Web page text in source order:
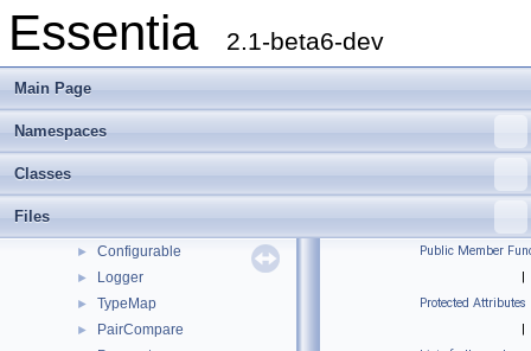
Essentia 2.1-beta6-dev
Main Page
Namespaces
Classes
Files
▼
▼ Class List
▼ essentia
►
► AlgorithmInfo
► Configurable
► Logger
► TypeMap
► PairCompare
Public Member
|
Protected Attributes
|